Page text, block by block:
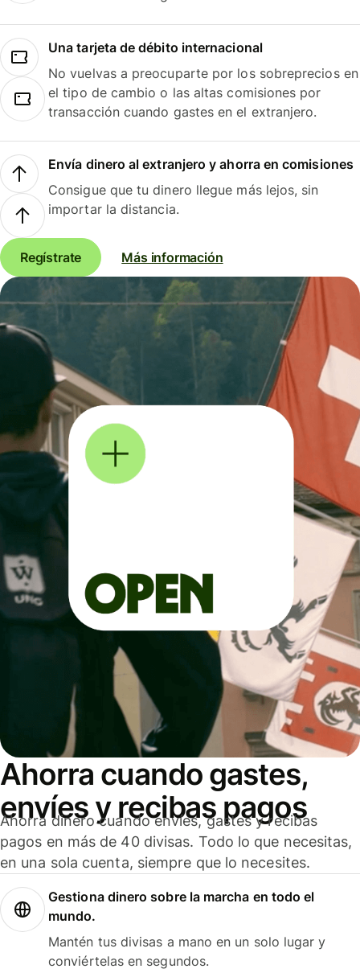
Una tarjeta de débito internacional
No vuelvas a preocuparte por los sobreprecios en
el tipo de cambio o las altas comisiones por
transacción cuando gastes en el extranjero.
Envía dinero al extranjero y ahorra en comisiones
Consigue que tu dinero llegue más lejos, sin
importar la distancia.
Regístrate Más información
Ahorra cuando gastes,
envíes y recibas pagos
Ahorra dinero cuando envíes, gastes y recibas
pagos en más de 40 divisas. Todo lo que necesitas,
en una sola cuenta, siempre que lo necesites.
Gestiona dinero sobre la marcha en todo el
mundo.
Mantén tus divisas a mano en un solo lugar y
conviértelas en segundos.